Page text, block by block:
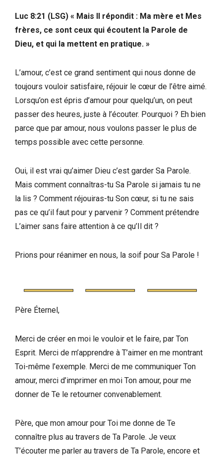
Luc 8:21 (LSG) « Mais Il répondit : Ma mère et Mes
frères, ce sont ceux qui écoutent la Parole de
Dieu, et qui la mettent en pratique. »
L’amour, c’est ce grand sentiment qui nous donne de
toujours vouloir satisfaire, réjouir le cœur de l’être aimé.
Lorsqu’on est épris d’amour pour quelqu’un, on peut
passer des heures, juste à l’écouter. Pourquoi ? Eh bien
parce que par amour, nous voulons passer le plus de
temps possible avec cette personne.
Oui, il est vrai qu’aimer Dieu c’est garder Sa Parole.
Mais comment connaîtras-tu Sa Parole si jamais tu ne
la lis ? Comment réjouiras-tu Son cœur, si tu ne sais
pas ce qu’il faut pour y parvenir ? Comment prétendre
L’aimer sans faire attention à ce qu’Il dit ?
Prions pour réanimer en nous, la soif pour Sa Parole !
Père Éternel,
Merci de créer en moi le vouloir et le faire, par Ton
Esprit. Merci de m’apprendre à T’aimer en me montrant
Toi-même l’exemple. Merci de me communiquer Ton
amour, merci d’imprimer en moi Ton amour, pour me
donner de Te le retourner convenablement.
Père, que mon amour pour Toi me donne de Te
connaître plus au travers de Ta Parole. Je veux
T’écouter me parler au travers de Ta Parole, encore et